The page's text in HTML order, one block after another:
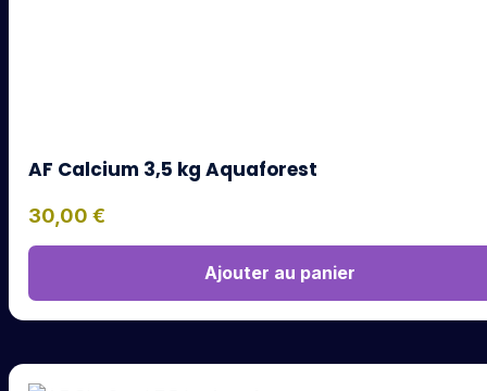
AF Calcium 3,5 kg Aquaforest
30,00 €
Ajouter au panier